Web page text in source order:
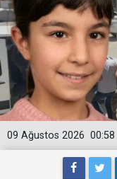
00:58
09 Ağustos 2026